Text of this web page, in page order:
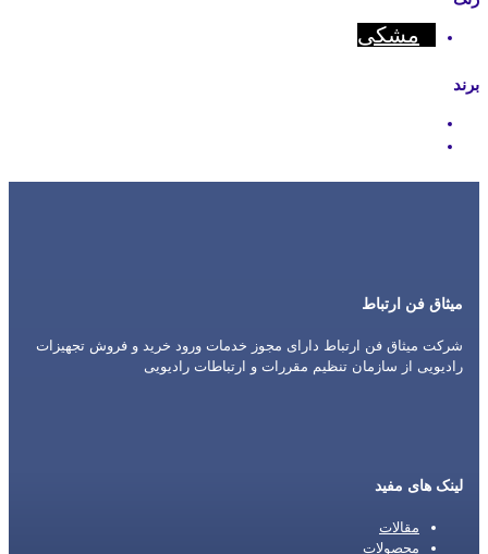
مشکی
برند
میثاق فن ارتباط
شرکت میثاق فن ارتباط دارای مجوز خدمات ورود خرید و فروش تجهیزات
رادیویی از سازمان تنظیم مقررات و ارتباطات رادیویی
لینک های مفید
مقالات
محصولات